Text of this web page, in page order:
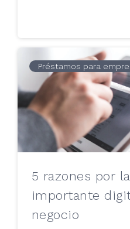
Préstamos para
5 razones por
importante
negocio